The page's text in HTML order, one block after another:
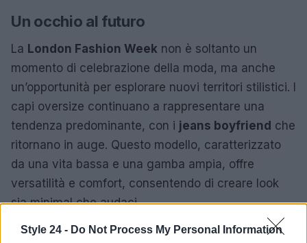
Style 24 - Do Not Process My Personal Information
Un occhio al futuro
La London Fashion Week non è soltanto un
momento di celebrazione della moda, ma anche
un’opportunità per esplorare nuovi territori stilistici. I
capi oversize continuano a rappresentare una
tendenza predominante, con i jeans boyfriend che
ritornano in auge. Questo modello, caratterizzato
da una vita bassa e una gamba ampia, offre
versatilità e comfort, consentendo di creare look
sia minimal che audaci.
In un contesto di rinnovamento e sperimentazione,